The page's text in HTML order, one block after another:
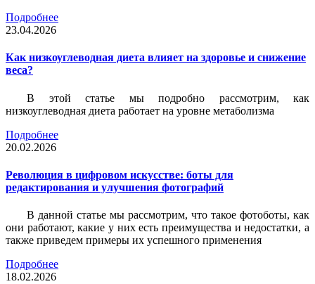
Подробнее
23.04.2026
Как низкоуглеводная диета влияет на здоровье и снижение
веса?
В этой статье мы подробно рассмотрим, как
низкоуглеводная диета работает на уровне метаболизма
Подробнее
20.02.2026
Революция в цифровом искусстве: боты для
редактирования и улучшения фотографий
В данной статье мы рассмотрим, что такое фотоботы, как
они работают, какие у них есть преимущества и недостатки, а
также приведем примеры их успешного применения
Подробнее
18.02.2026